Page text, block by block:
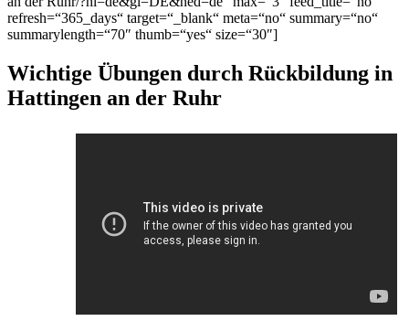
refresh=“365_days“ target=“_blank“ meta=“no“ summary=“no“
summarylength=“70″ thumb=“yes“ size=“30″]
Wichtige Übungen durch Rückbildung in
Hattingen an der Ruhr